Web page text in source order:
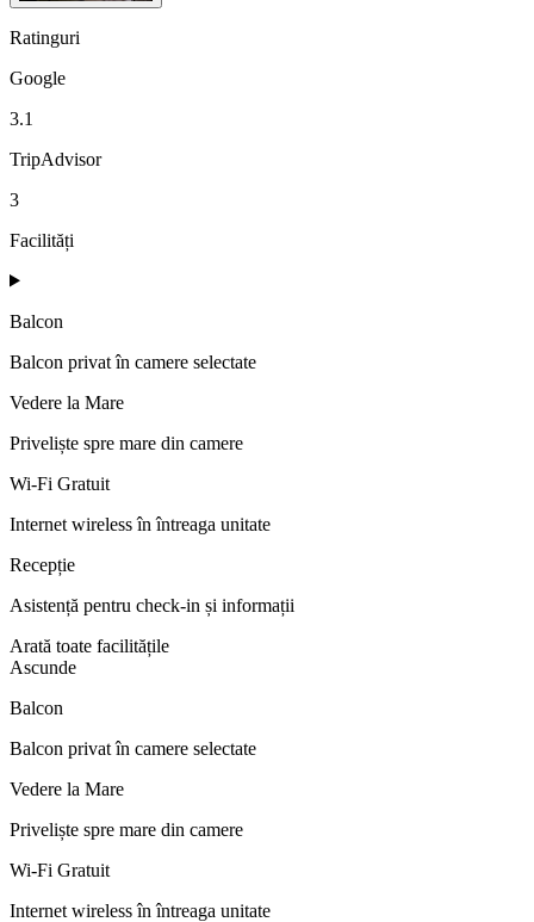
Ratinguri
Google
3.1
TripAdvisor
3
Facilități
Balcon
Balcon privat în camere selectate
Vedere la Mare
Priveliște spre mare din camere
Wi-Fi Gratuit
Internet wireless în întreaga unitate
Recepție
Asistență pentru check-in și informații
Arată toate facilitățile
Ascunde
Balcon
Balcon privat în camere selectate
Vedere la Mare
Priveliște spre mare din camere
Wi-Fi Gratuit
Internet wireless în întreaga unitate